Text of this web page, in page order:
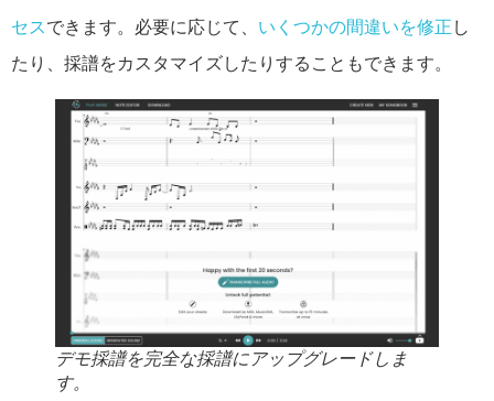
セスできます。必要に応じて、 いくつかの間違いを修正し
たり、採譜をカスタマイズしたりすることもできます。
デモ採譜を完全な採譜にアップグレードしま
す。